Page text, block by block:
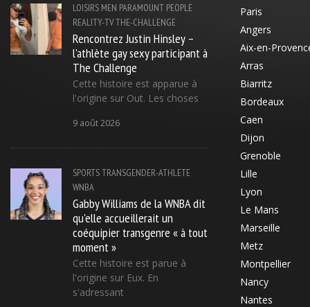
LOISIRS MEN PARAMOUNT PEOPLE
REALITY-TVTHE-CHALLENGE
Rencontrez Justin Hinsley –
l'athlète gay sexy participant à
The Challenge
Cette histoire est apparue à
l'origine sur Out. Les choses
9 août 2026
SPORTSTRANSGENDER-ATHLETE
WNBA
Gabby Williams de la WNBA dit
qu'elle accueillerait un
coéquipier transgenre « à tout
moment »
Cette histoire est parue à
l'origine sur Eux. En
s'adressant
Paris
Angers
Aix-en-
Arras
Biarritz
Bordeaux
Caen
Dijon
Grenoble
Lille
Lyon
Le Mans
Marseille
Metz
Montpellier
Nancy
Nantes